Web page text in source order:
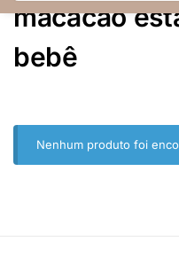
macacão
bebê
Nenhum produto foi